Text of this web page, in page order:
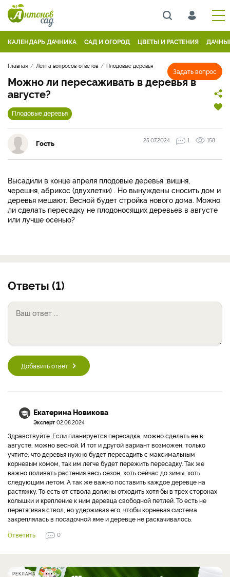
КАЛЕНДАРЬ ДАЧНИКА САД И ОГОРОД ЦВЕТЫ И РАСТЕНИЯ
Задать вопрос
Главная Лента вопросов-ответов Плодовые деревья
Можно ли пересаживать в деревья в
августе?
Плодовые деревья
Гость 25.07.2024 1 158
Высадили в конце апреля плодовые деревья :вишня,
черешня, абрикос (двухлетки) . Но вынуждены сносить дом и
деревья мешают. Весной будет стройка нового дома. Можно
ли сделать пересадку не плодоносящих деревьев в августе
или лучше осенью?
Ответы (1)
Добавить ответ
Екатерина Новикова
Эксперт 02.08.2024
Здравствуйте. Если планируется пересадка, можно сделать ее в
августе, можно весной. И тот и другой вариант возможен, только
учтите, что деревья нужно будет пересадить с максимальным
корневым комом, так им легче будет пережить пересадку. Так же
важно поливать растения весь сезон, хоть сейчас до зимы, хоть
следующим летом. А так же важно поставить каждое деревце на
растяжку. То есть от ствола должны отходить хотя бы в трех сторонах
колышки и крепление к ним деревца свободной петлей. То есть не
перетягивая ствол, но удерживая его, чтобы корневая система
закреплялась в посадочной яме и деревце не раскачивалось.
Ответить
0
РЕКЛАМА